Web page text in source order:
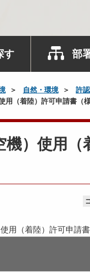
す 部
自然・環境
許
（着陸）許可申請書（
）使用（
用（着陸）許可申請書